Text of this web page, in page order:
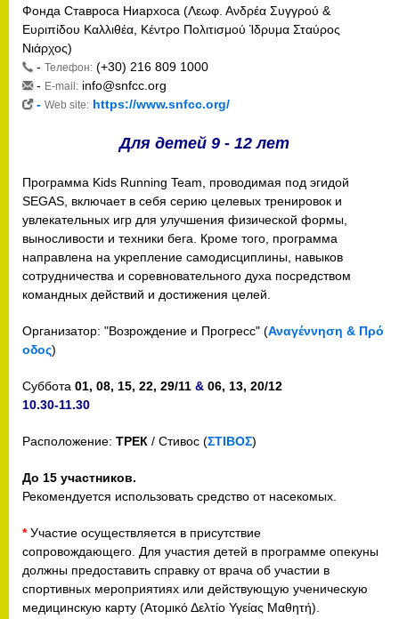
Фонда Ставроса Ниархоса (Λεωφ. Ανδρέα Συγγρού &
Ευριπίδου Καλλιθέα, Κέντρο Πολιτισμού Ίδρυμα Σταύρος
Νιάρχος)
- Телефон: (+30) 216 809 1000
- E-mail: info@snfcc.org
- Web site: https://www.snfcc.org/
Для детей 9 - 12 лет
Программа Kids Running Team, проводимая под эгидой
SEGAS, включает в себя серию целевых тренировок и
увлекательных игр для улучшения физической формы,
выносливости и техники бега. Кроме того, программа
направлена ​​на укрепление самодисциплины, навыков
сотрудничества и соревновательного духа посредством
командных действий и достижения целей.
Организатор: "Возрождение и Прогресс" (Αναγέννηση & Πρό
οδος)
Суббота 01, 08, 15, 22, 29/11 & 06, 13, 20/12
10.30-11.30
Расположение: ТРЕК / Стивос (ΣΤΙΒΟΣ)
До 15 участников.
Рекомендуется использовать средство от насекомых.
*Участие осуществляется в присутствие
сопровождающего. Для участия детей в программе опекуны
должны предоставить справку от врача об участии в
спортивных мероприятиях или действующую ученическую
медицинскую карту (Ατομικό Δελτίο Υγείας Μαθητή).